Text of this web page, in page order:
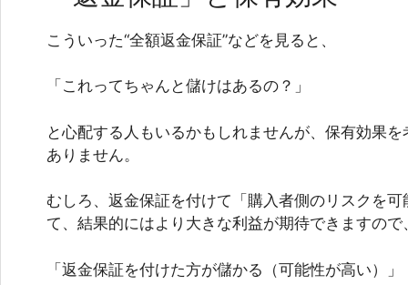
こういった“全額返金保証”などを見ると、
「これってちゃんと儲けはあるの？」
と心配する人もいるかもしれませんが、保有効果
ありません。
むしろ、返金保証を付けて「購入者側のリスクを
て、結果的にはより大きな利益が期待できますので
「返金保証を付けた方が儲かる（可能性が高い）」